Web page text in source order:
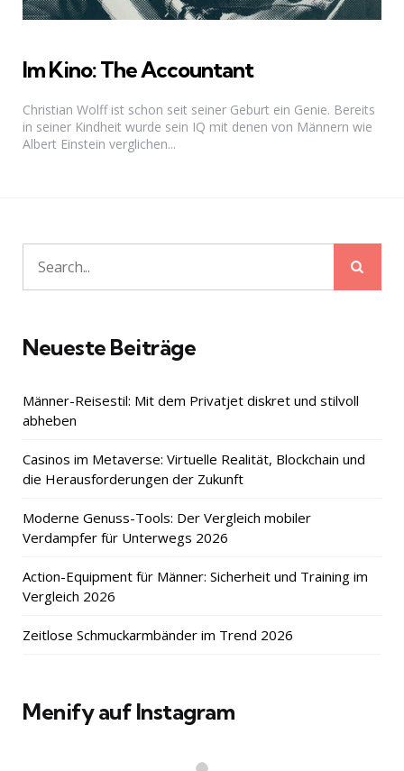
Im Kino: The Accountant
Christian Wolff ist schon seit seiner Geburt ein Genie. Bereits
in seiner Kindheit wurde sein IQ mit denen von Männern wie
Albert Einstein verglichen...
Search
for:
Neueste Beiträge
Männer-Reisestil: Mit dem Privatjet diskret und stilvoll
abheben
Casinos im Metaverse: Virtuelle Realität, Blockchain und
die Herausforderungen der Zukunft
Moderne Genuss-Tools: Der Vergleich mobiler
Verdampfer für Unterwegs 2026
Action-Equipment für Männer: Sicherheit und Training im
Vergleich 2026
Zeitlose Schmuckarmbänder im Trend 2026
Menify auf Instagram